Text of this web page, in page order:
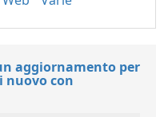
aggiornamento per
nuovo con